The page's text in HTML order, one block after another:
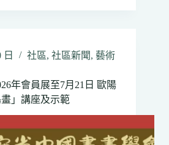
日 社區, 社區新聞, 藝術
年會員展至7月21日 歐陽
」講座及示範